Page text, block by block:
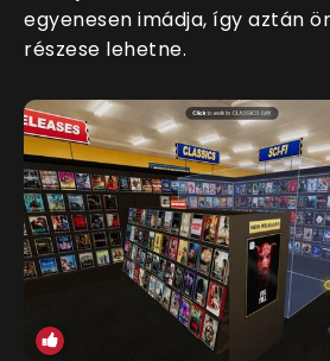
egyenesen imádja, így aztán
részese lehetne.